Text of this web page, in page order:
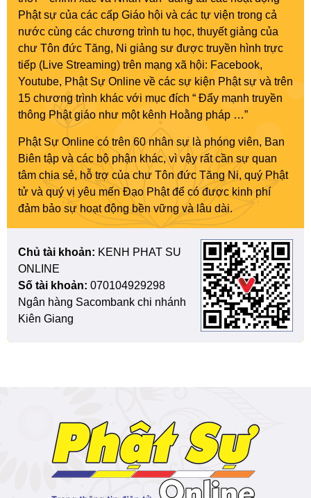
Phật sự của các cấp Giáo hội và các tự viện trong cả
nước cùng các chương trình tu học, thuyết giảng của
chư Tôn đức Tăng, Ni giảng sư được truyền hình trực
tiếp (Live Streaming) trên mạng xã hội: Facebook,
Youtube, Phật Sự Online về các sự kiện Phật sự và trên
15 chương trình khác với mục đích “ Đẩy mạnh truyền
thông Phật giáo như một kênh Hoằng pháp …”
Phật Sự Online có trên 60 nhân sự là phóng viên, Ban
Biên tập và các bộ phận khác, vì vậy rất cần sự quan
tâm chia sẻ, hỗ trợ của chư Tôn đức Tăng Ni, quý Phật
tử và quý vị yêu mến Đạo Phật để có được kinh phí
đảm bảo sự hoạt động bền vững và lâu dài.
Chủ tài khoản: KENH PHAT SU
ONLINE
Số tài khoản: 070104929298
Ngân hàng Sacombank chi nhánh
Kiên Giang